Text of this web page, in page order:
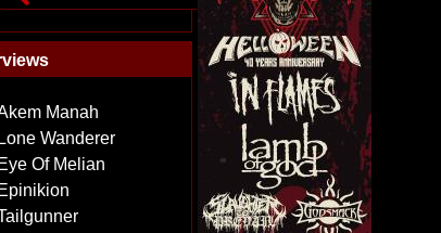
Manah
Wanderer
Of Melian